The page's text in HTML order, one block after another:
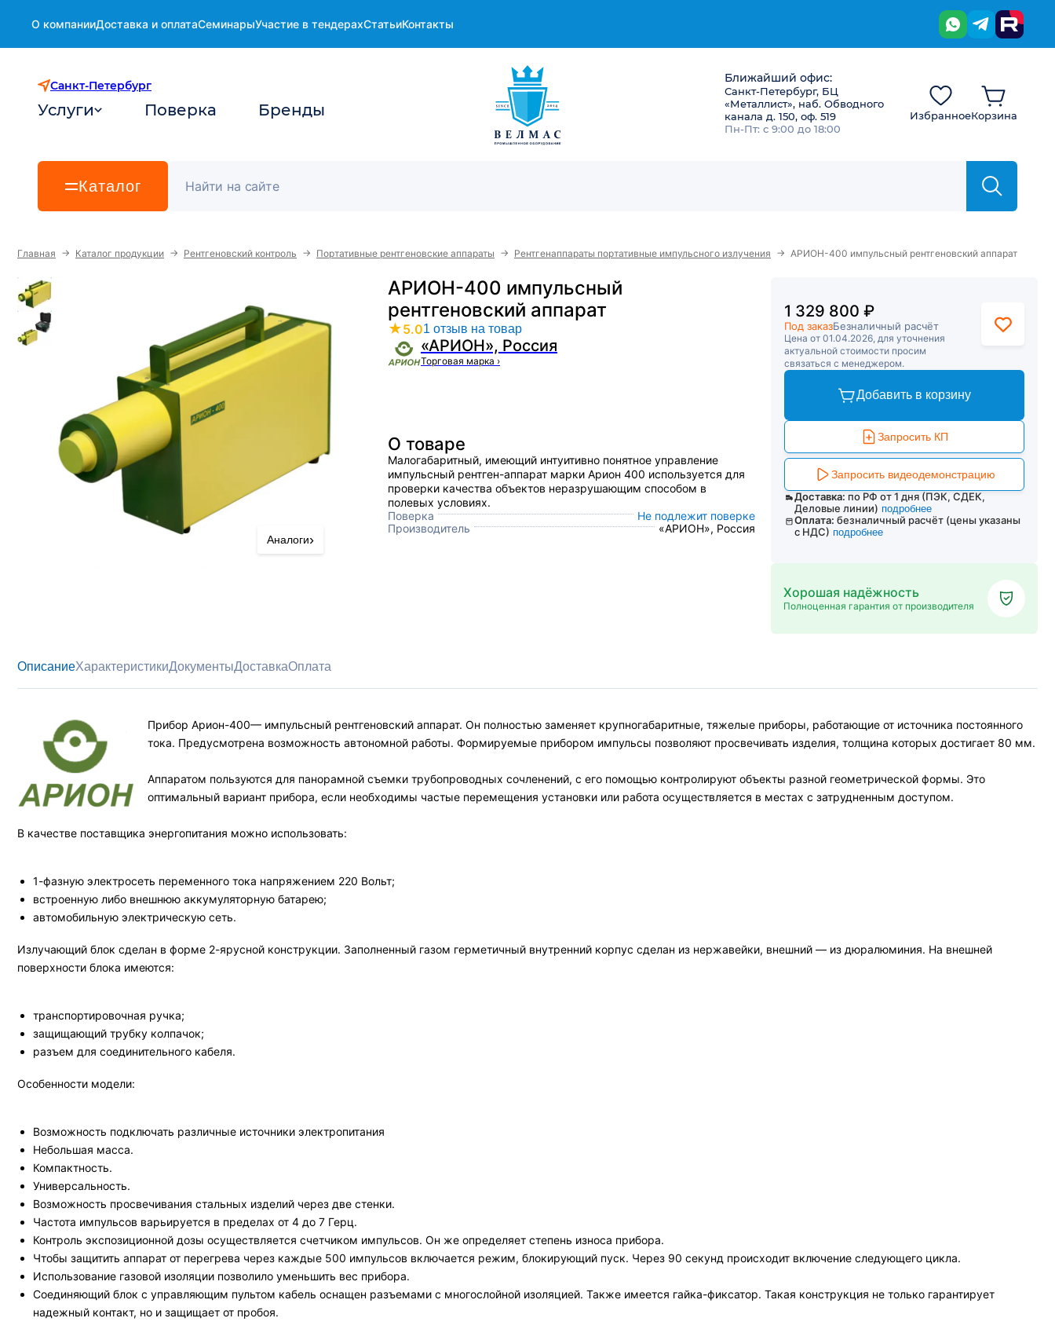
О компанииДоставка и оплатаСеминарыУчастие в тендерахСтатьиКонтакты
Санкт-Петербург
Услуги Поверка Бренды
Ближайший офис:
Санкт-Петербург, БЦ
«Металлист», наб. Обводного
канала д. 150, оф. 519
Пн-Пт: с 9:00 до 18:00
ИзбранноеКорзина
Каталог
Главная → Каталог продукции → Рентгеновский контроль → Портативные рентгеновские аппараты → Рентгенаппараты портативные импульсного излучения → АРИОН-400 импульсный рентгеновский аппарат
АРИОН-400 импульсный
рентгеновский аппарат
★5.01 отзыв на товар
«АРИОН», Россия
Торговая марка ›
Аналоги›
О товаре
Малогабаритный, имеющий интуитивно понятное управление
импульсный рентген-аппарат марки Арион 400 используется для
проверки качества объектов неразрушающим способом в
полевых условиях.
Поверка
Не подлежит поверке
Производитель
«АРИОН», Россия
1 329 800 ₽
Под заказБезналичный расчёт
Цена от 01.04.2026, для уточнения
актуальной стоимости просим
связаться с менеджером.
Добавить в корзину
Запросить КП
Запросить видеодемонстрацию
Доставка: по РФ от 1 дня (ПЭК, СДЕК,
Деловые линии) подробнее
Оплата: безналичный расчёт (цены указаны
с НДС) подробнее
Хорошая надёжность
Полноценная гарантия от производителя
ОписаниеХарактеристикиДокументыДоставкаОплата
Прибор Арион-400— импульсный рентгеновский аппарат. Он полностью заменяет крупногабаритные, тяжелые приборы, работающие от источника постоянного
тока. Предусмотрена возможность автономной работы. Формируемые прибором импульсы позволяют просвечивать изделия, толщина которых достигает 80 мм.
Аппаратом пользуются для панорамной съемки трубопроводных сочленений, с его помощью контролируют объекты разной геометрической формы. Это
оптимальный вариант прибора, если необходимы частые перемещения установки или работа осуществляется в местах с затрудненным доступом.
В качестве поставщика энергопитания можно использовать:
1-фазную электросеть переменного тока напряжением 220 Вольт;
встроенную либо внешнюю аккумуляторную батарею;
автомобильную электрическую сеть.
Излучающий блок сделан в форме 2-ярусной конструкции. Заполненный газом герметичный внутренний корпус сделан из нержавейки, внешний — из дюралюминия. На внешней
поверхности блока имеются:
транспортировочная ручка;
защищающий трубку колпачок;
разъем для соединительного кабеля.
Особенности модели:
Возможность подключать различные источники электропитания
Небольшая масса.
Компактность.
Универсальность.
Возможность просвечивания стальных изделий через две стенки.
Частота импульсов варьируется в пределах от 4 до 7 Герц.
Контроль экспозиционной дозы осуществляется счетчиком импульсов. Он же определяет степень износа прибора.
Чтобы защитить аппарат от перегрева через каждые 500 импульсов включается режим, блокирующий пуск. Через 90 секунд происходит включение следующего цикла.
Использование газовой изоляции позволило уменьшить вес прибора.
Соединяющий блок с управляющим пультом кабель оснащен разъемами с многослойной изоляцией. Также имеется гайка-фиксатор. Такая конструкция не только гарантирует
надежный контакт, но и защищает от пробоя.